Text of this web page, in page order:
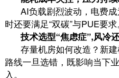
AI负载剧烈波动，电费
时还要满足“双碳”与PUE要求
技术选型“焦虑症”,风冷
存量机房如何改造？新
路线一旦选错，既影响当下
入。